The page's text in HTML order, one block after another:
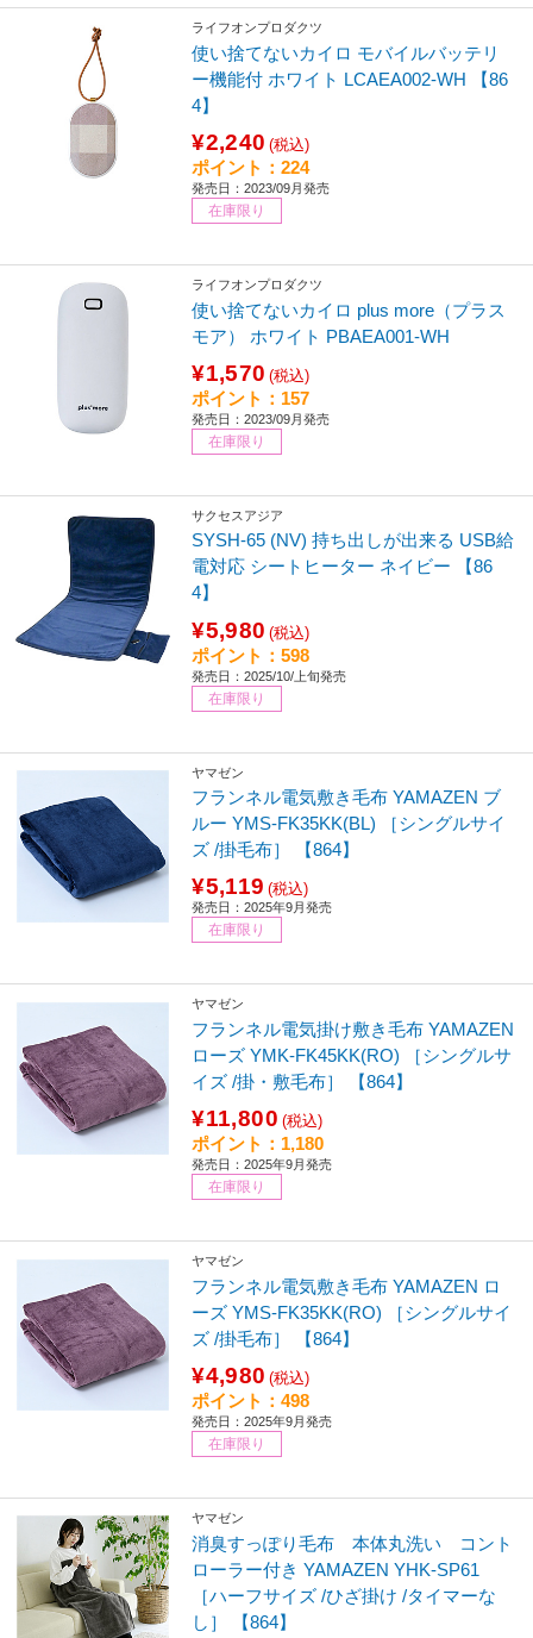
ライフオンプロダクツ
使い捨てないカイロ モバイルバッテリ
ー機能付 ホワイト LCAEA002-WH 【86
4】
¥2,240 (税込)
ポイント：224
発売日：2023/09月発売
在庫限り
ライフオンプロダクツ
使い捨てないカイロ plus more（プラス
モア） ホワイト PBAEA001-WH
¥1,570 (税込)
ポイント：157
発売日：2023/09月発売
在庫限り
サクセスアジア
SYSH-65 (NV) 持ち出しが出来る USB給
電対応 シートヒーター ネイビー 【86
4】
¥5,980 (税込)
ポイント：598
発売日：2025/10/上旬発売
在庫限り
ヤマゼン
フランネル電気敷き毛布 YAMAZEN ブ
ルー YMS-FK35KK(BL) ［シングルサイ
ズ /掛毛布］ 【864】
¥5,119 (税込)
発売日：2025年9月発売
在庫限り
ヤマゼン
フランネル電気掛け敷き毛布 YAMAZEN
ローズ YMK-FK45KK(RO) ［シングルサ
イズ /掛・敷毛布］ 【864】
¥11,800 (税込)
ポイント：1,180
発売日：2025年9月発売
在庫限り
ヤマゼン
フランネル電気敷き毛布 YAMAZEN ロ
ーズ YMS-FK35KK(RO) ［シングルサイ
ズ /掛毛布］ 【864】
¥4,980 (税込)
ポイント：498
発売日：2025年9月発売
在庫限り
ヤマゼン
消臭すっぽり毛布 本体丸洗い コント
ローラー付き YAMAZEN YHK-SP61
［ハーフサイズ /ひざ掛け /タイマーな
し］ 【864】